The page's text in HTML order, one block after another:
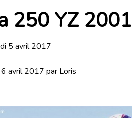
250 YZ 2001
5 avril 2017
avril 2017 par Loris